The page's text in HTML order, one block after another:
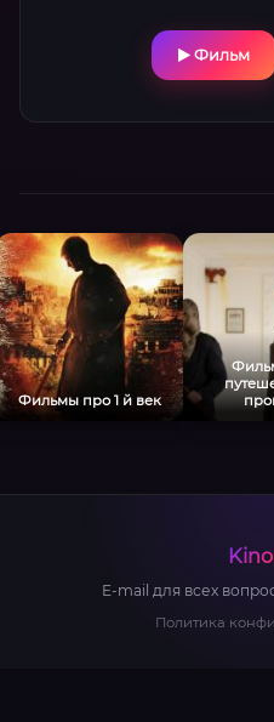
Фильм
Фильмы про 1 й век
E-mail для всех
Политика